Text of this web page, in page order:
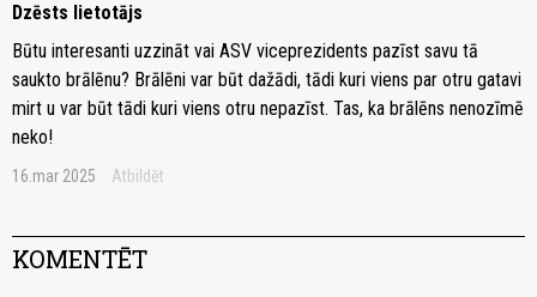
Dzēsts lietotājs
Būtu interesanti uzzināt vai ASV viceprezidents pazīst savu tā
saukto brālēnu? Brālēni var būt dažādi, tādi kuri viens par otru gatavi
mirt u var būt tādi kuri viens otru nepazīst. Tas, ka brālēns nenozīmē
neko!
16.mar 2025 Atbildēt
KOMENTĒT